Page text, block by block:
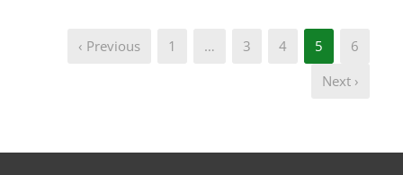
‹ Previous 1 … 3 4 5
6
Next ›